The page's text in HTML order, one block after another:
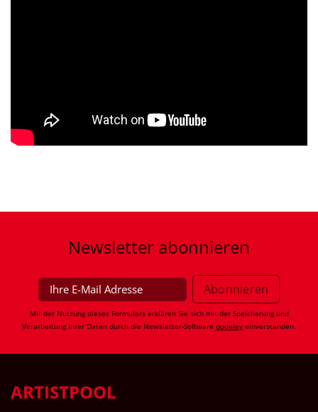
Newsletter abonnieren
Mit der Nutzung dieses Formulars erklären Sie sich mit der Speicherung und
Verarbeitung Ihrer Daten durch die Newsletter-Software dodeley einverstanden.
ARTISTPOOL